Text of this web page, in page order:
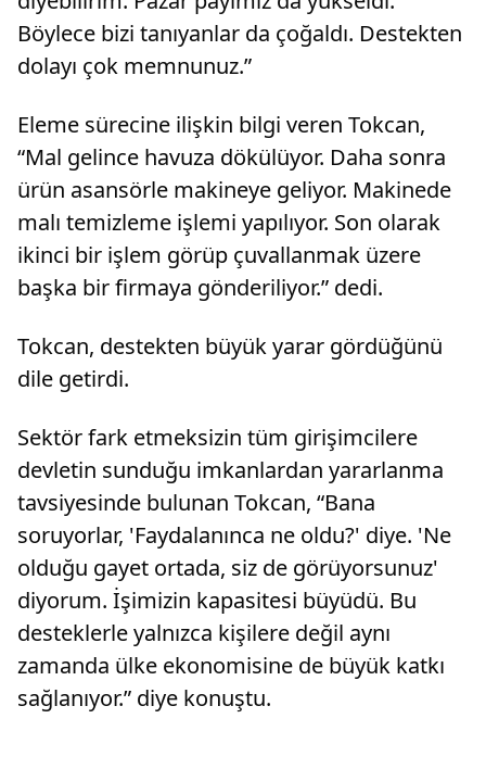
Böylece bizi tanıyanlar da çoğaldı. Destekten
dolayı çok memnunuz.”
Eleme sürecine ilişkin bilgi veren Tokcan,
“Mal gelince havuza dökülüyor. Daha sonra
ürün asansörle makineye geliyor. Makinede
malı temizleme işlemi yapılıyor. Son olarak
ikinci bir işlem görüp çuvallanmak üzere
başka bir firmaya gönderiliyor.” dedi.
Tokcan, destekten büyük yarar gördüğünü
dile getirdi.
Sektör fark etmeksizin tüm girişimcilere
devletin sunduğu imkanlardan yararlanma
tavsiyesinde bulunan Tokcan, “Bana
soruyorlar, 'Faydalanınca ne oldu?' diye. 'Ne
olduğu gayet ortada, siz de görüyorsunuz'
diyorum. İşimizin kapasitesi büyüdü. Bu
desteklerle yalnızca kişilere değil aynı
zamanda ülke ekonomisine de büyük katkı
sağlanıyor.” diye konuştu.